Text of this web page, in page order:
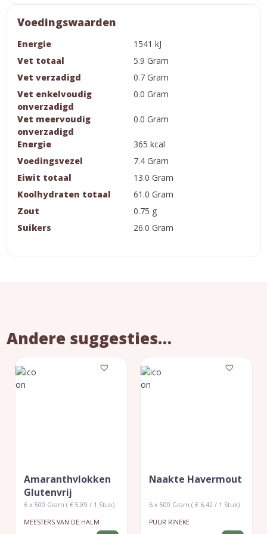
Voedingswaarden
Energie
1541 kJ
Vet totaal
5.9 Gram
Vet verzadigd
0.7 Gram
Vet enkelvoudig
onverzadigd
0.0 Gram
Vet meervoudig
onverzadigd
0.0 Gram
Energie
365 kcal
Voedingsvezel
7.4 Gram
Eiwit totaal
13.0 Gram
Koolhydraten totaal
61.0 Gram
Zout
0.75 g
Suikers
26.0 Gram
Andere suggesties…
Amaranthvlokken
Glutenvrij
6 x 500 Gram ( € 5.89 / 1 Stuk)
MEESTERS VAN DE HALM
Naakte Havermout
6 x 500 Gram ( € 6.42 / 1 Stuk)
PUUR RINEKE